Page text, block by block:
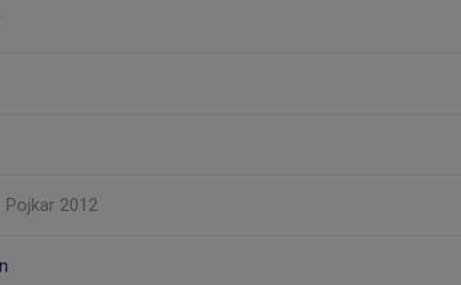
, Pojkar 2012